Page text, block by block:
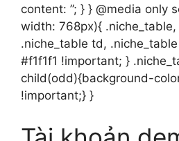
content: ”; } } @media only
width: 768px){
.niche_table td,
#f1f1f1 !important; }
child(odd){background-
!important;} }